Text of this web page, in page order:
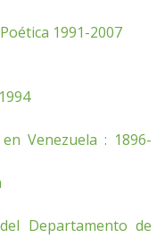
1991-2007
Venezuela : 1896-
Departamento de